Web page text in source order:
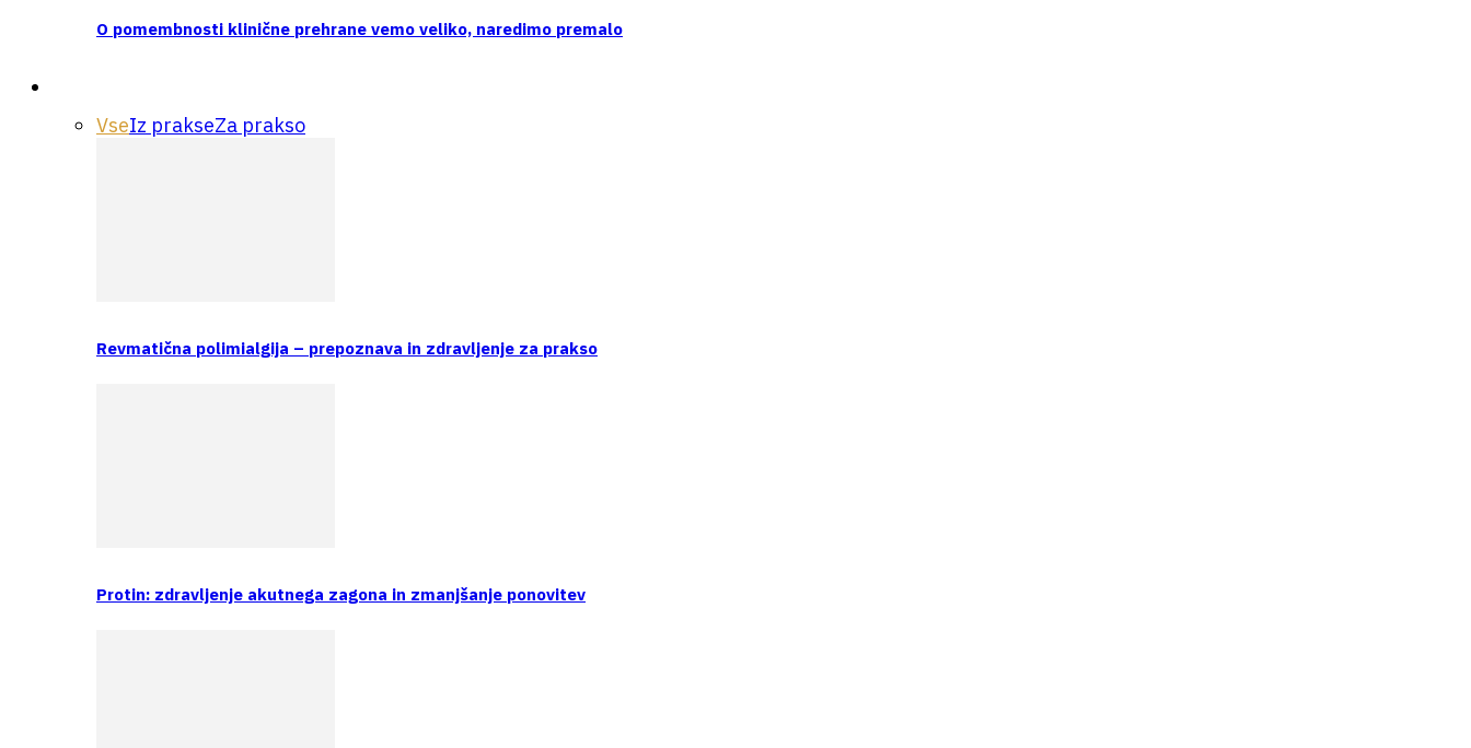
O pomembnosti klinične prehrane vemo veliko, naredimo premalo
VseIz prakseZa prakso
Revmatična polimialgija – prepoznava in zdravljenje za prakso
Protin: zdravljenje akutnega zagona in zmanjšanje ponovitev